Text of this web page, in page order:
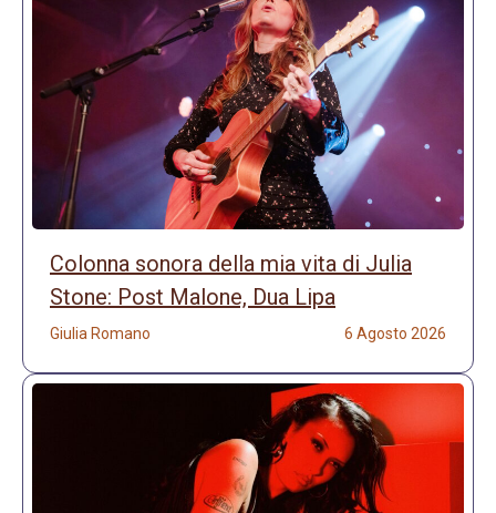
Colonna sonora della mia vita di Julia
Stone: Post Malone, Dua Lipa
Giulia Romano 6 Agosto 2026